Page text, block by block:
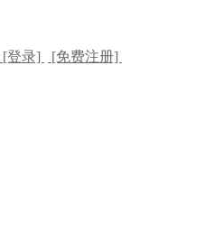
[登录]
[免费注册]